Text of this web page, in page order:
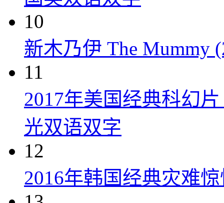
10
新木乃伊 The Mummy
11
2017年美国经典科幻
光双语双字
12
2016年韩国经典灾难